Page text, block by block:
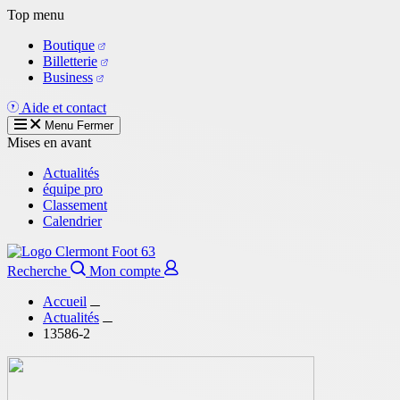
Aller
contenu
principal
Top menu
Boutique
Billetterie
Business
Aide et contact
Menu Fermer
Mises en avant
Actualités
équipe pro
Classement
Calendrier
Recherche
Mon compte
Accueil
Actualités
13586-2